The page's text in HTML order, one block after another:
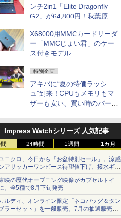
ンチ2in1「Elite Dragonfly
G2」が64,800円！秋葉原で
中古PCセール
X68000用MMCカードリーダ
ー「MMCじょい君」のケー
ス付きモデル
特別企画
アキバに“夏の特価ラッシ
ュ”到来！CPUもメモリもマ
ザーも安い、買い時のパーツ
Impress Watchシリーズ 人気記事
24時間 1週間 1カ月
ニクロ、今日から「お盆特別セール」。涼感
アサッカーワンピース待望値下げ、撥水ギア
ョーツは1990円に
映の歴代オープニング映像がカプセルトイ
。全5種で8月下旬発売
ルディ、オンライン限定「ネコバッグ＆タン
ラーセット」を一般販売。7月の抽選販売の
選無効分